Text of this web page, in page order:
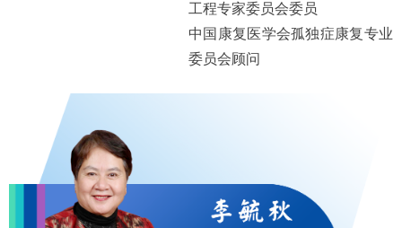
工程专家委员会委员
中国康复医学会孤独症康复专业
委员会顾问